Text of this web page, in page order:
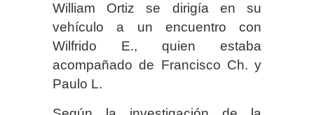
William Ortiz se dirigía en su
vehículo a un encuentro con
Wilfrido E., quien estaba
acompañado de Francisco Ch. y
Paulo L.